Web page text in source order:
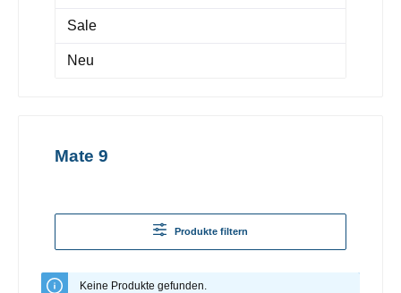
Sale
Neu
Mate 9
Produkte filtern
Keine Produkte gefunden.